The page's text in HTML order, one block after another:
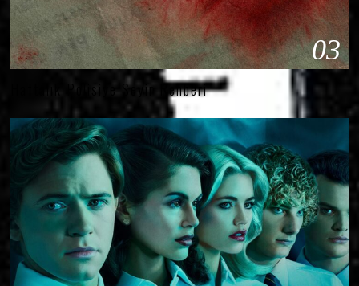
03
Haftalık Polisiye Seyir Rehberi